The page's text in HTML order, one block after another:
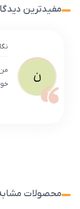
مفیدترین
ن
محصولات